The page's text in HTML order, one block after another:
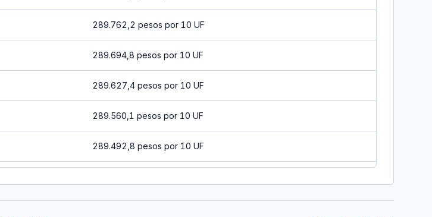
289.762,2 pesos por 10 UF
289.694,8 pesos por 10 UF
289.627,4 pesos por 10 UF
289.560,1 pesos por 10 UF
289.492,8 pesos por 10 UF